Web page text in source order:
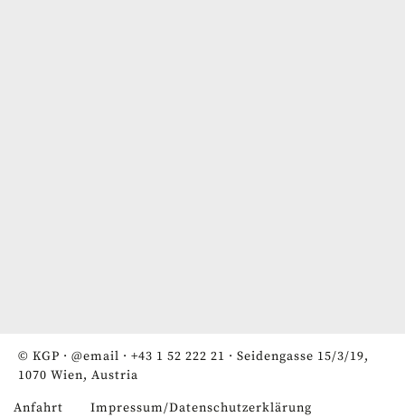
© KGP · @email · +43 1 52 222 21 · Seidengasse 15/3/19,
1070 Wien, Austria
Anfahrt Impressum/Datenschutzerklärung